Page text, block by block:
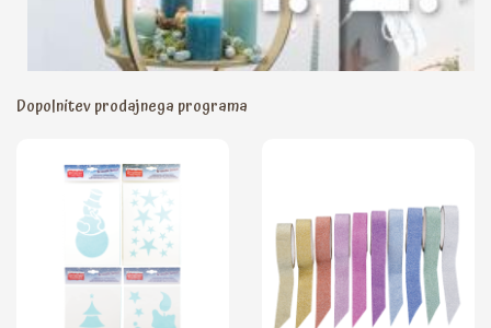
Dopolnitev prodajnega programa